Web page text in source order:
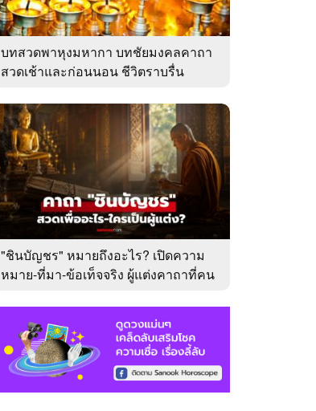
บทสวดพาหุงมหากา บทชัยมงคลคาถา
สวดเช้าและก่อนนอน ชีวิตราบรื่น
"ชินบัญชร" หมายถึงอะไร? เปิดความ
หมาย-ที่มา-ข้อเท็จจริง ผู้แต่งคาถาที่คน